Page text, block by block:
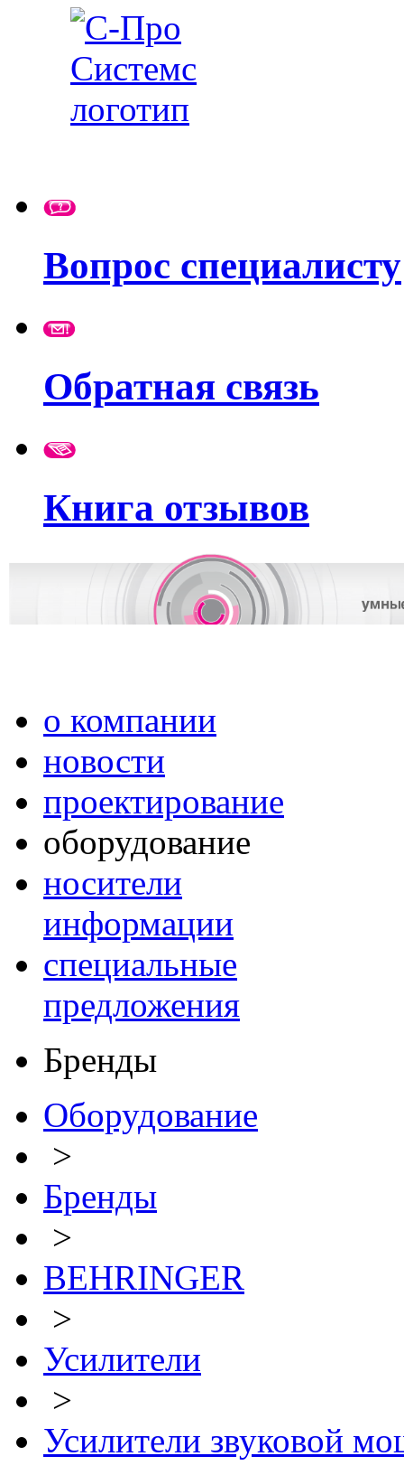
Вопрос специалисту
Обратная связь
Книга отзывов
о компании
новости
проектирование
оборудование
носители
информации
специальные
предложения
Бренды
Оборудование
>
Бренды
>
BEHRINGER
>
Усилители
>
Усилители звуковой